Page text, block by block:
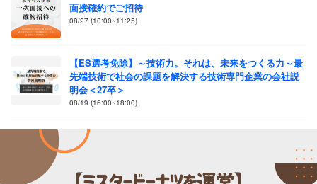
面接確約でご招待
08/27 (10:00~11:25)
【ES選考免除】～技術力。それは、未来をつくる力～最
先端技術で社会の課題を解決する技術専門企業の会社説
明会＜27卒＞
08/19 (16:00~18:00)